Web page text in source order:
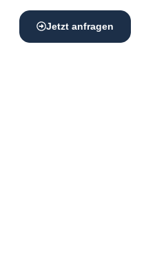
Jetzt anfragen